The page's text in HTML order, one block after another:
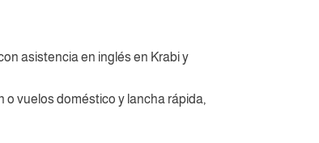
asistencia en inglés en Krabi y
vuelos doméstico y lancha rápida,